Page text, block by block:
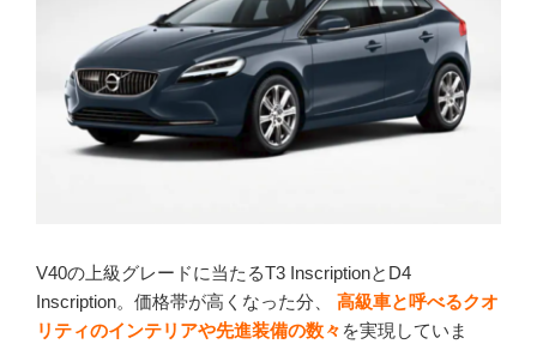
V40の上級グレードに当たるT3 InscriptionとD4
Inscription。価格帯が高くなった分、 高級車と呼べるクオ
リティのインテリアや先進装備の数々 を実現していま